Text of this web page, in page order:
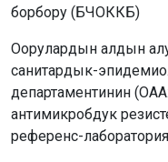
борбору (БЧОККБ)
Оорулардын алдын
санитардык-
департаментинин
антимикробдук
референс-